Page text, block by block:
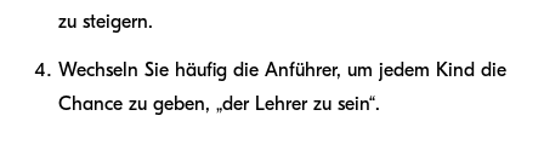
zu steigern.
Wechseln Sie häufig die Anführer, um jedem Kind die
Chance zu geben, „der Lehrer zu sein“.